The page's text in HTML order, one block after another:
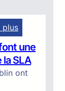
d
i
c
a
m
e
s
é
t
plus
:
D
e
s
une
SLA
ont